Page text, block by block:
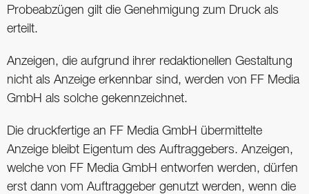
Probeabzügen gilt die Genehmigung zum Druck als
erteilt.
Anzeigen, die aufgrund ihrer redaktionellen Gestaltung
nicht als Anzeige erkennbar sind, werden von FF Media
GmbH als solche gekennzeichnet.
Die druckfertige an FF Media GmbH übermittelte
Anzeige bleibt Eigentum des Auftraggebers. Anzeigen,
welche von FF Media GmbH entworfen werden, dürfen
erst dann vom Auftraggeber genutzt werden, wenn die